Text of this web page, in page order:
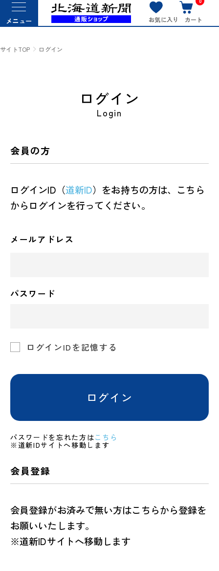
メニュー お気に入り カート
サイトTOP ログイン
ログイン
Login
会員の方
ログインID（道新ID）をお持ちの方は、こちら
からログインを行ってください。
メールアドレス
パスワード
ログインIDを記憶する
ログイン
パスワードを忘れた方はこちら
※道新IDサイトへ移動します
会員登録
会員登録がお済みで無い方はこちらから登録を
お願いいたします。
※道新IDサイトへ移動します